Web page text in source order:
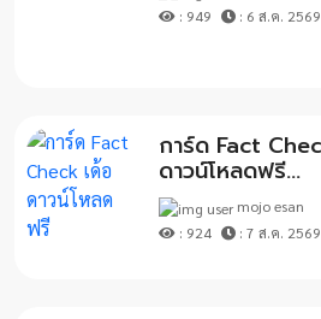
: 949
: 6 ส.ค.
การ์ด Fact
ดาวน์โหลดฟรี...
mojo esan
: 924
: 7 ส.ค.